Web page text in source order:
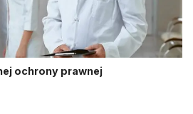
ochrony prawnej